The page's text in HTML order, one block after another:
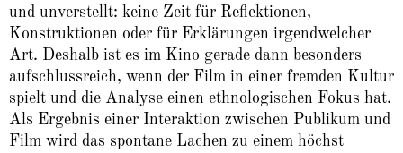
und unver­stellt: keine Zeit für Reflektionen,
Konstruktionen oder für Erklärungen irgendwelcher
Art. Deshalb ist es im Kino gerade dann besonders
aufschlussreich, wenn der Film in einer fremden Kultur
spielt und die Analyse einen ethnologischen Fokus hat.
Als Ergebnis einer Interaktion zwischen Publikum und
Film wird das spontane Lachen zu einem höchst